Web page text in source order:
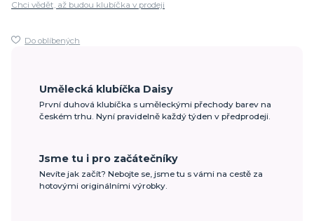
Chci vědět, až budou klubíčka v prodeji
Do oblíbených
Umělecká klubíčka Daisy
První duhová klubíčka s uměleckými přechody barev na
českém trhu. Nyní pravidelně každý týden v předprodeji.
Jsme tu i pro začátečníky
Nevíte jak začít? Nebojte se, jsme tu s vámi na cestě za
hotovými originálními výrobky.